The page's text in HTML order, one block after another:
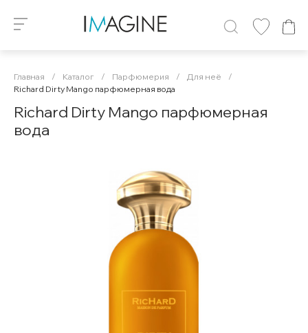
Главная / Каталог / Парфюмерия / Для неё
/
Richard Dirty Mango парфюмерная вода
Richard Dirty Mango парфюмерная
вода